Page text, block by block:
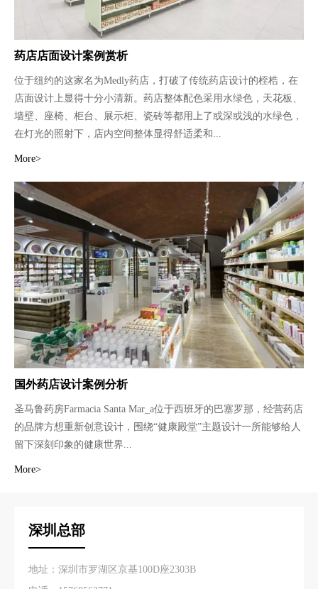
药店店面设计案例赏析
位于纽约的这家名为Medly药店，打破了传统药店设计的桎梏，在
店面设计上显得十分小清新。药店整体配色采用水绿色，天花板、
墙壁、座椅、柜台、展示柜、瓷砖等都用上了或深或浅的水绿色，
在灯光的照射下，店内空间整体显得舒适柔和...
More>
国外药店设计案例分析
圣马鲁药房Farmacia Santa Mar_a位于西班牙的巴塞罗那，经营药店
的品牌方想重新创意设计，围绕“健康殿堂”主题设计一所能够给人
留下深刻印象的健康世界...
More>
深圳总部
地址：深圳市罗湖区京基100D座2303B